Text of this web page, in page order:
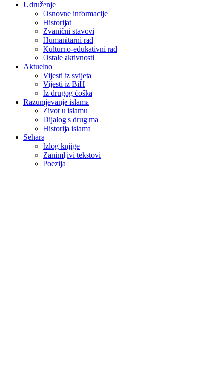
Udruženje
Osnovne informacije
Historijat
Zvanični stavovi
Humanitarni rad
Kulturno-edukativni rad
Ostale aktivnosti
Aktuelno
Vijesti iz svijeta
Vijesti iz BiH
Iz drugog ćoška
Razumjevanje islama
Život u islamu
Dijalog s drugima
Historija islama
Sehara
Izlog knjige
Zanimljivi tekstovi
Poezija